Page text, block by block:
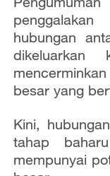
hubungan
besar yang
Kini,
tahap
mempunyai